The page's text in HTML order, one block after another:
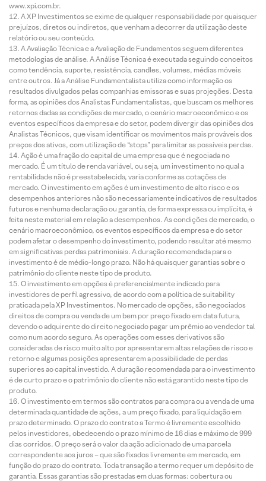
www.xpi.com.br.
A XP Investimentos se exime de qualquer responsabilidade por quaisquer
prejuízos, diretos ou indiretos, que venham a decorrer da utilização deste
relatório ou seu conteúdo.
A Avaliação Técnica e a Avaliação de Fundamentos seguem diferentes
metodologias de análise. A Análise Técnica é executada seguindo conceitos
como tendência, suporte, resistência, candles, volumes, médias móveis
entre outros. Já a Análise Fundamentalista utiliza como informação os
resultados divulgados pelas companhias emissoras e suas projeções. Desta
forma, as opiniões dos Analistas Fundamentalistas, que buscam os melhores
retornos dadas as condições de mercado, o cenário macroeconômico e os
eventos específicos da empresa e do setor, podem divergir das opiniões dos
Analistas Técnicos, que visam identificar os movimentos mais prováveis dos
preços dos ativos, com utilização de “stops” para limitar as possíveis perdas.
Ação é uma fração do capital de uma empresa que é negociada no
mercado. É um título de renda variável, ou seja, um investimento no qual a
rentabilidade não é preestabelecida, varia conforme as cotações de
mercado. O investimento em ações é um investimento de alto risco e os
desempenhos anteriores não são necessariamente indicativos de resultados
futuros e nenhuma declaração ou garantia, de forma expressa ou implícita, é
feita neste material em relação a desempenhos. As condições de mercado, o
cenário macroeconômico, os eventos específicos da empresa e do setor
podem afetar o desempenho do investimento, podendo resultar até mesmo
em significativas perdas patrimoniais. A duração recomendada para o
investimento é de médio-longo prazo. Não há quaisquer garantias sobre o
patrimônio do cliente neste tipo de produto.
O investimento em opções é preferencialmente indicado para
investidores de perfil agressivo, de acordo com a política de suitability
praticada pela XP Investimentos. No mercado de opções, são negociados
direitos de compra ou venda de um bem por preço fixado em data futura,
devendo o adquirente do direito negociado pagar um prêmio ao vendedor tal
como num acordo seguro. As operações com esses derivativos são
consideradas de risco muito alto por apresentarem altas relações de risco e
retorno e algumas posições apresentarem a possibilidade de perdas
superiores ao capital investido. A duração recomendada para o investimento
é de curto prazo e o patrimônio do cliente não está garantido neste tipo de
produto.
O investimento em termos são contratos para compra ou a venda de uma
determinada quantidade de ações, a um preço fixado, para liquidação em
prazo determinado. O prazo do contrato a Termo é livremente escolhido
pelos investidores, obedecendo o prazo mínimo de 16 dias e máximo de 999
dias corridos. O preço será o valor da ação adicionado de uma parcela
correspondente aos juros – que são fixados livremente em mercado, em
função do prazo do contrato. Toda transação a termo requer um depósito de
garantia. Essas garantias são prestadas em duas formas: cobertura ou